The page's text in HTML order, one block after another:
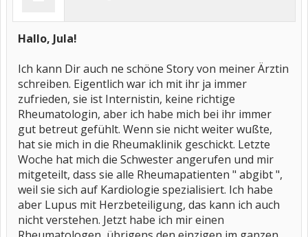
Hallo, Jula!
Ich kann Dir auch ne schöne Story von meiner Ärztin
schreiben. Eigentlich war ich mit ihr ja immer
zufrieden, sie ist Internistin, keine richtige
Rheumatologin, aber ich habe mich bei ihr immer
gut betreut gefühlt. Wenn sie nicht weiter wußte,
hat sie mich in die Rheumaklinik geschickt. Letzte
Woche hat mich die Schwester angerufen und mir
mitgeteilt, dass sie alle Rheumapatienten " abgibt ",
weil sie sich auf Kardiologie spezialisiert. Ich habe
aber Lupus mit Herzbeteiligung, das kann ich auch
nicht verstehen. Jetzt habe ich mir einen